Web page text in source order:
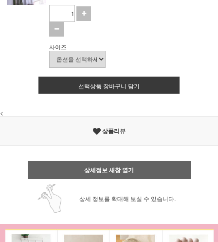
사이즈
선택상품 장바구니 담기
<
상품리뷰
상세정보 새창 열기
상세 정보를 확대해 보실 수 있습니다.